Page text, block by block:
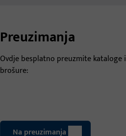
Preuzimanja
Ovdje besplatno preuzmite kataloge i
brošure:
Na preuzimanja